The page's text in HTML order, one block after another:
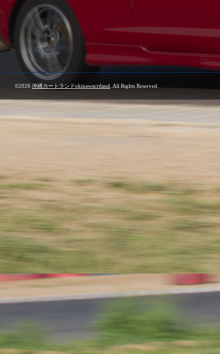
©2026 沖縄カートランドokinawacrtland . All Rights Reserved.